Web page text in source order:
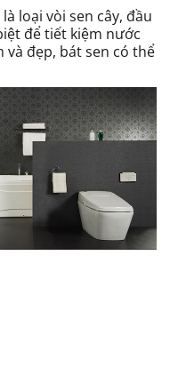
loại vòi sen cây, đầu
để tiết kiệm nước
và đẹp, bát sen có thể